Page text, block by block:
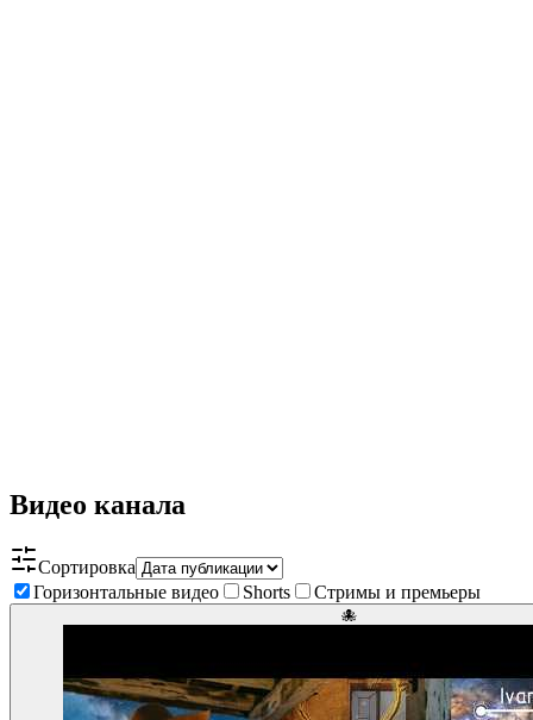
Видео канала
Сортировка
Горизонтальные видео
Shorts Стримы и премьеры
🐙